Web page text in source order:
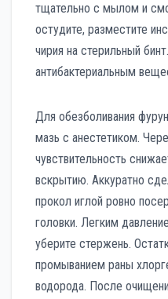
тщательно с мылом и
остудите, разместите
чирия на стерильный
антибактериальным
Для обезболивания
мазь с анестетиком.
чувствительность
вскрытию. Аккуратно
прокол иглой ровно
головки. Легким
уберите стержень.
промыванием раны
водорода. После